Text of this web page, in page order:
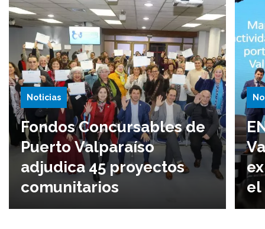
Noticias
Fondos Concursables de
Puerto Valparaíso
adjudica 45 proyectos
comunitarios
el